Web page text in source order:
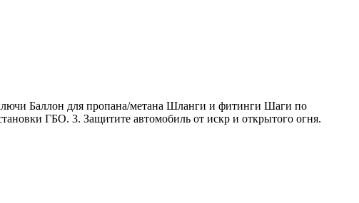
Баллон для пропана/метана Шланги и фитинги Шаги по
ГБО. 3. Защитите автомобиль от искр и открытого огня.